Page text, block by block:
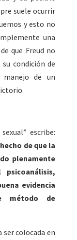
suele ocurrir
y esto no
una
que Freud no
condición de
de un
escribe:
de que la
plenamente
evidencia
método de
colocada en